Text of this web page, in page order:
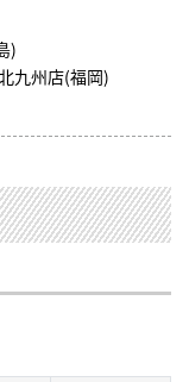
)
九州店(福岡)